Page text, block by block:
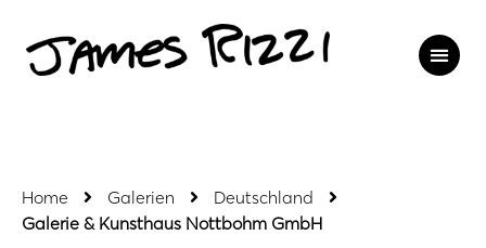
Home Galerien
Deutschland
Galerie & Kunsthaus Nottbohm GmbH